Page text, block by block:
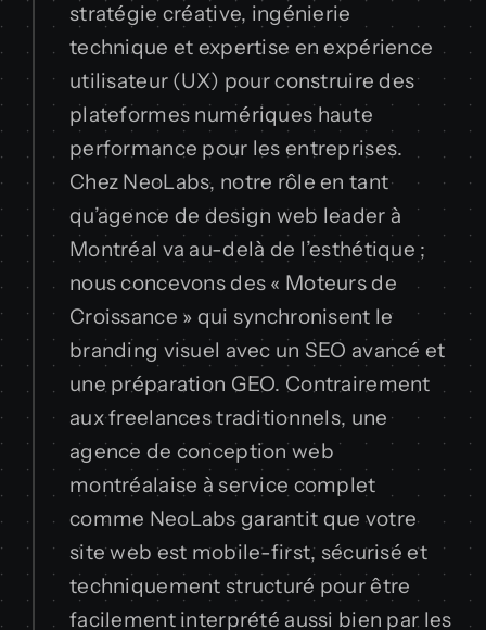
stratégie créative, ingénierie
technique et expertise en expérience
utilisateur (UX) pour construire des
plateformes numériques haute
performance pour les entreprises.
Chez NeoLabs, notre rôle en tant
qu’agence de design web leader à
Montréal va au-delà de l’esthétique ;
nous concevons des « Moteurs de
Croissance » qui synchronisent le
branding visuel avec un SEO avancé et
une préparation GEO. Contrairement
aux freelances traditionnels, une
agence de conception web
montréalaise à service complet
comme NeoLabs garantit que votre
site web est mobile-first, sécurisé et
techniquement structuré pour être
facilement interprété aussi bien par les